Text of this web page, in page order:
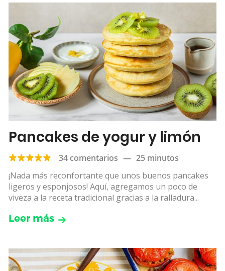
Pancakes de yogur y limón
34 comentarios — 25 minutos
¡Nada más reconfortante que unos buenos pancakes
ligeros y esponjosos! Aquí, agregamos un poco de
viveza a la receta tradicional gracias a la ralladura...
Leer más